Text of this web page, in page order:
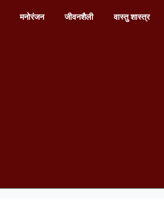
मनोरंजन जीवनशैली वास्तु शास्त्र